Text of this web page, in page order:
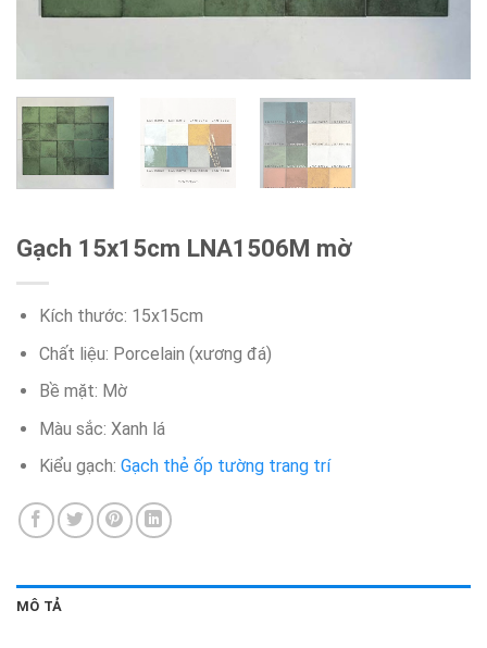
Gạch 15x15cm LNA1506M mờ
Kích thước: 15x15cm
Chất liệu: Porcelain (xương đá)
Bề mặt: Mờ
Màu sắc: Xanh lá
Kiểu gạch: Gạch thẻ ốp tường trang trí
MÔ TẢ